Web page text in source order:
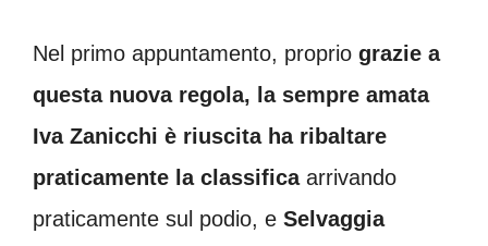
Nel primo appuntamento, proprio grazie a
questa nuova regola, la sempre amata
Iva Zanicchi è riuscita ha ribaltare
praticamente la classificaarrivando
praticamente sul podio, e Selvaggia